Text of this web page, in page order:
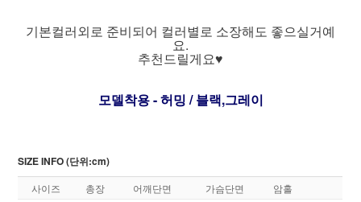
기본컬러외로 준비되어 컬러별로 소장해도 좋으실거예
요.
추천드릴게요♥
모델착용 - 허밍 / 블랙,그레이
SIZE INFO (단위:cm)
사이즈 총장 어깨단면 가슴단면
암홀